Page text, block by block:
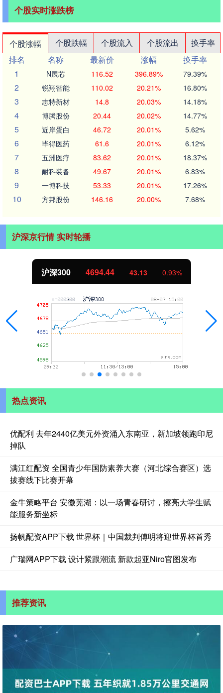
个股实时涨跌榜
个股涨幅 个股跌幅 个股流入 个股流出
换手率
排名
名称 最新价 涨幅
换手率
1
N展芯 116.52 396.89% 79.39%
2 锐翔智能 110.02 20.21% 16.80%
3 志特新材 14.8 20.03% 14.18%
4 博腾股份 20.44 20.02% 14.77%
5 近岸蛋白 46.72 20.01% 5.62%
6 毕得医药 61.6 20.01% 6.12%
7 五洲医疗 83.62 20.01% 18.37%
8 耐科装备 49.67 20.01% 6.83%
9 一博科技 53.33 20.01% 17.26%
10 方邦股份 146.16 20.00% 7.68%
沪深京行情 实时轮播
北证50 1134.24 11.37 1.01%
热点资讯
优配利 去年2440亿美元外资涌入东南亚，新加坡领跑印尼
掉队
满江红配资 全国青少年国防素养大赛（河北综合赛区）选
拔赛线下比赛开幕
金牛策略平台 安徽芜湖：以一场青春研讨，擦亮大学生赋
能服务新坐标
扬帆配资APP下载 世界杯｜中国裁判傅明将迎世界杯首秀
广瑞网APP下载 设计紧跟潮流 新款起亚Niro官图发布
推荐资讯